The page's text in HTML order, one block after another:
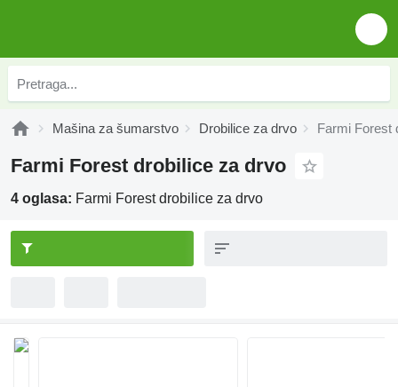
Mašina za šumarstvo Drobilice za drvo Farmi Forest
Farmi Forest drobilice za drvo
4 oglasa: Farmi Forest drobilice za drvo